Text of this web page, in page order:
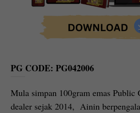
PG CODE: PG042006
Mula simpan 100gram emas Public
dealer sejak 2014, Ainin